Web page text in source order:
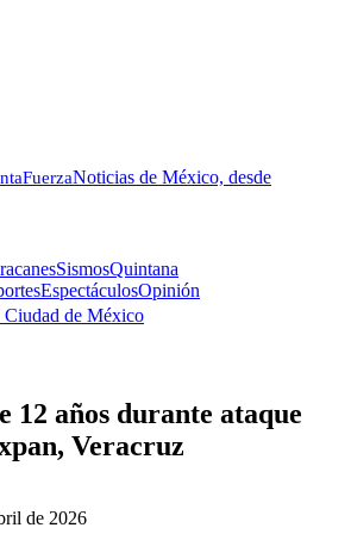
FuerzaNoticias de México, desde
SismosQuintana
EspectáculosOpinión
Ciudad de México
12 años durante ataque
Veracruz
de 2026